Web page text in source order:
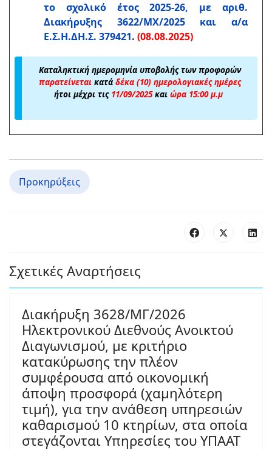
το σχολικό έτος 2025-26, με αριθ.
Διακήρυξης 3622/ΜΧ/2025 και α/α
Ε.Σ.Η.ΔΗ.Σ. 379421. (08.08.2025)
Καταληκτική ημερομηνία υποβολής των προφορών
παρατείνεται κατάδέκα (10) ημερολογιακές ημέρες
ήτοι μέχρι τις 11/09/2025και ώρα 15:00 μ.μ
Προκηρύξεις
Σχετικές Αναρτήσεις
Διακήρυξη 3628/ΜΓ/2026
Ηλεκτρονικού Διεθνούς Ανοικτού
Διαγωνισμού, με κριτήριο
κατακύρωσης την πλέον
συμφέρουσα από οικονομική
άποψη προσφορά (χαμηλότερη
τιμή), για την ανάθεση υπηρεσιών
καθαρισμού 10 κτηρίων, στα οποία
στεγάζονται Υπηρεσίες του ΥΠΑΑΤ